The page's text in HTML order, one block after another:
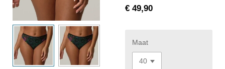
€ 49,90
Maat